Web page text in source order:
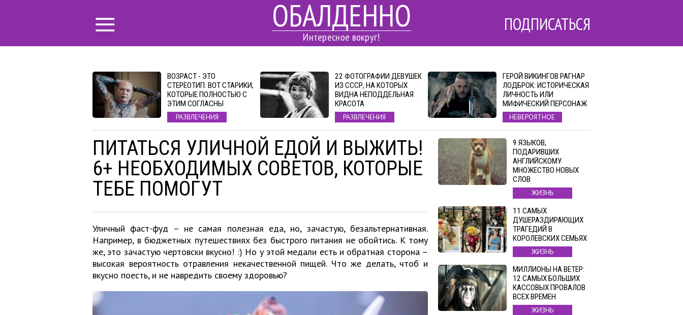
ОБАЛДЕННО
Интересное вокруг!
ПОДПИСАТЬСЯ
ВОЗРАСТ - ЭТО
СТЕРЕОТИП. ВОТ СТАРИКИ,
КОТОРЫЕ ПОЛНОСТЬЮ С
ЭТИМ СОГЛАСНЫ
РАЗВЛЕЧЕНИЯ
22 ФОТОГРАФИИ ДЕВУШЕК
ИЗ СССР, НА КОТОРЫХ
ВИДНА НЕПОДДЕЛЬНАЯ
КРАСОТА
РАЗВЛЕЧЕНИЯ
ГЕРОЙ ВИКИНГОВ РАГНАР
ЛОДБРОК: ИСТОРИЧЕСКАЯ
ЛИЧНОСТЬ ИЛИ
МИФИЧЕСКИЙ ПЕРСОНАЖ
НЕВЕРОЯТНОЕ
ПИТАТЬСЯ УЛИЧНОЙ ЕДОЙ И ВЫЖИТЬ!
6+ НЕОБХОДИМЫХ СОВЕТОВ, КОТОРЫЕ
ТЕБЕ ПОМОГУТ
Уличный фаст-фуд – не самая полезная еда, но, зачастую, безальтернативная.
Например, в бюджетных путешествиях без быстрого питания не обойтись. К тому
же, это зачастую чертовски вкусно! :) Но у этой медали есть и обратная сторона –
высокая вероятность отравления некачественной пищей. Что же делать, чтоб и
вкусно поесть, и не навредить своему здоровью?
9 ЯЗЫКОВ,
ПОДАРИВШИХ
АНГЛИЙСКОМУ
МНОЖЕСТВО НОВЫХ
СЛОВ
ЖИЗНЬ
11 САМЫХ
ДУШЕРАЗДИРАЮЩИХ
ТРАГЕДИЙ В
КОРОЛЕВСКИХ СЕМЬЯХ
ЖИЗНЬ
МИЛЛИОНЫ НА ВЕТЕР:
12 САМЫХ БОЛЬШИХ
КАССОВЫХ ПРОВАЛОВ
ВСЕХ ВРЕМЕН
ЖИЗНЬ